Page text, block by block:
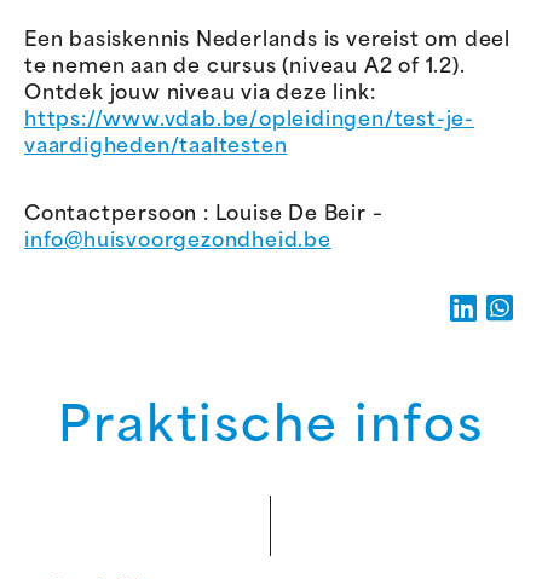
Een basiskennis Nederlands is vereist om deel
te nemen aan de cursus (niveau A2 of 1.2).
Ontdek jouw niveau via deze link:
https://www.vdab.be/opleidingen/test-je-
vaardigheden/taaltesten
Contactpersoon : Louise De Beir –
info@huisvoorgezondheid.be
Praktische infos